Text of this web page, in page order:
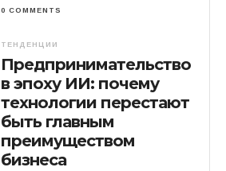
0 COMMENTS
ТЕНДЕНЦИИ
Предпринимательство
в эпоху ИИ: почему
технологии перестают
быть главным
преимуществом
бизнеса